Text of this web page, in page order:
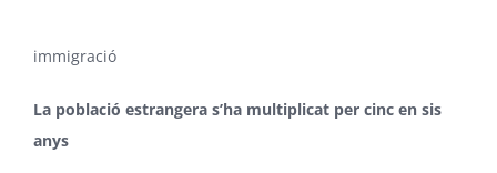
immigració
La població estrangera s’ha multiplicat per cinc en sis
anys